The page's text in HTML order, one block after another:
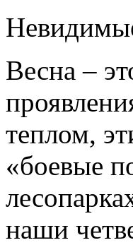
Весна –
теплом,
«боевые
наши